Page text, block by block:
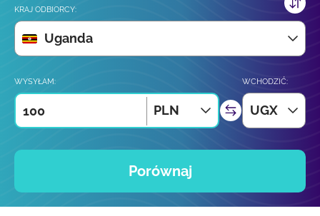
KRAJ ODBIORCY:
Uganda
WYSYŁAM:
PLN
WCHODZIĆ:
UGX
Porównaj